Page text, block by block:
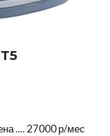
.... 27000 р/мес